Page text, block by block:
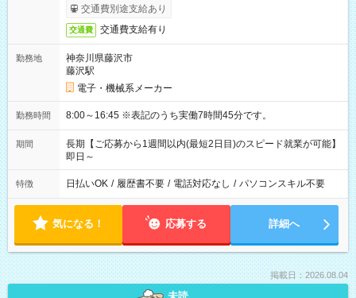
交通費別途支給あり
交通費 交通費支給有り
勤務地
神奈川県藤沢市
藤沢駅
電子・機械系メーカー
勤務時間 8:00～16:45 ※表記のうち実働7時間45分です。
期間
長期【ご応募から1週間以内(最短2日目)のスピード就業が可能】
即日～
特徴 日払いOK / 履歴書不要 / 電話対応なし / パソコンスキル不要
気になる！ 応募する 詳細へ
掲載日：2026.08.04